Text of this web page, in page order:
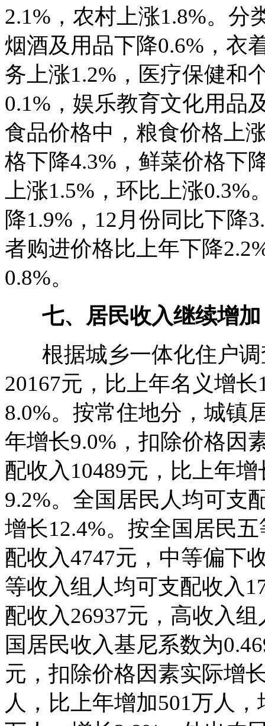
2.1%，农村上涨1.8%。分
烟酒及用品下降0.6%，衣
务上涨1.2%，医疗保健和
0.1%，娱乐教育文化用品
食品价格中，粮食价格上
格下降4.3%，鲜菜价格下
上涨1.5%，环比上涨
降1.9%，12月份同比下降
者购进价格比上年下降
0.8%。
七、居民收入继续增加
根据城乡一体化住户调
20167元，比上年名义增
8.0%。按常住地分，城镇
年增长9.0%，扣除价格因
配收入10489元，比上年
9.2%。全国居民人均可支
增长12.4%。按全国居民
配收入4747元，中等偏下
等收入组人均可支配收入
配收入26937元，高收入
国居民收入基尼系数为
元，扣除价格因素实际增
人，比上年增加501万人